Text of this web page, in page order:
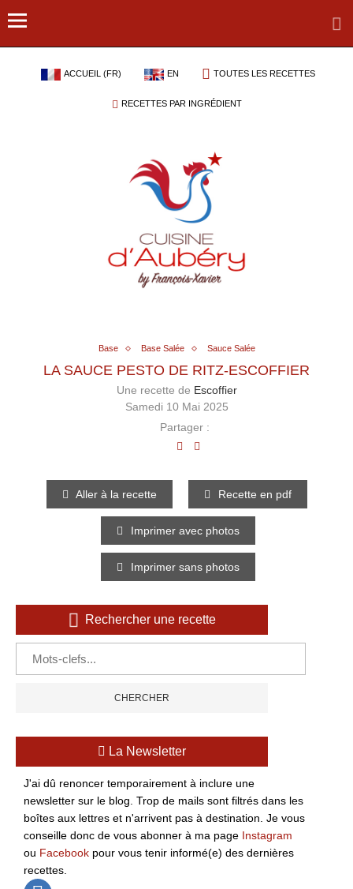
ACCUEIL (FR) EN TOUTES LES RECETTES
RECETTES PAR INGRÉDIENT
Base Base Salée Sauce Salée
LA SAUCE PESTO DE RITZ-ESCOFFIER
Une recette de Escoffier
Samedi 10 Mai 2025
Partager :
Aller à la recette Recette en pdf
Imprimer avec photos
Imprimer sans photos
Rechercher une recette
La Newsletter
J'ai dû renoncer temporairement à inclure une
newsletter sur le blog. Trop de mails sont filtrés dans les
boîtes aux lettres et n'arrivent pas à destination. Je vous
conseille donc de vous abonner à ma page Instagram
ou Facebook pour vous tenir informé(e) des dernières
recettes.